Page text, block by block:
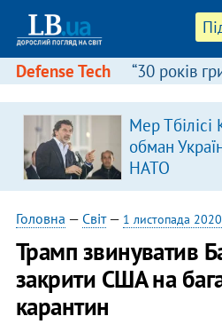
Defense Tech “30 років
Мер Тбілісі
обман
НАТО
Головна — Світ— 1 листопада 2020
Трамп звинуватив
закрити США на
карантин